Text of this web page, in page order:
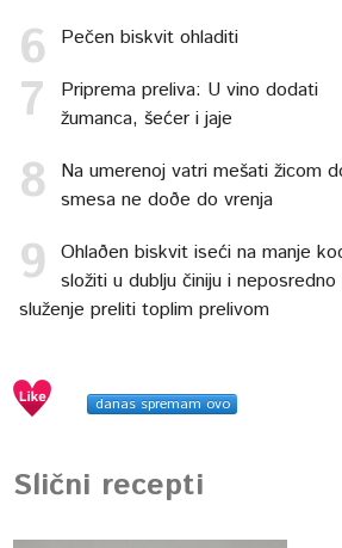
Pečen biskvit ohladiti
Priprema preliva: U vino dodati
žumanca, šećer i jaje
Na umerenoj vatri mešati žicom
smesa ne doðe do vrenja
Ohlaðen biskvit iseći na manje
složiti u dublju činiju i
služenje preliti toplim prelivom
danas spremam ovo
Slični recepti